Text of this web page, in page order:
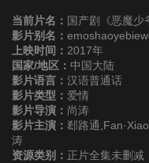
第13集
第16集
当前片名： 国产剧《恶魔少
影片别名：
上映时间： 2017年
国家/地区： 中国大陆
影片语言： 汉语普通话
影片类型： 爱情
影片导演： 尚涛
影片主演： 郄路通
涛
资源类别： 正片全集未删减